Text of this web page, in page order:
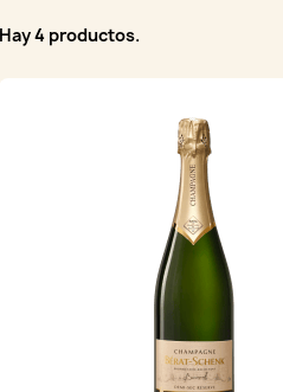
Hay 4 productos.